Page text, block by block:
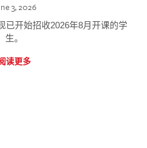
3, 2026
已开始招收2026年8月开课的学
生。
读更多